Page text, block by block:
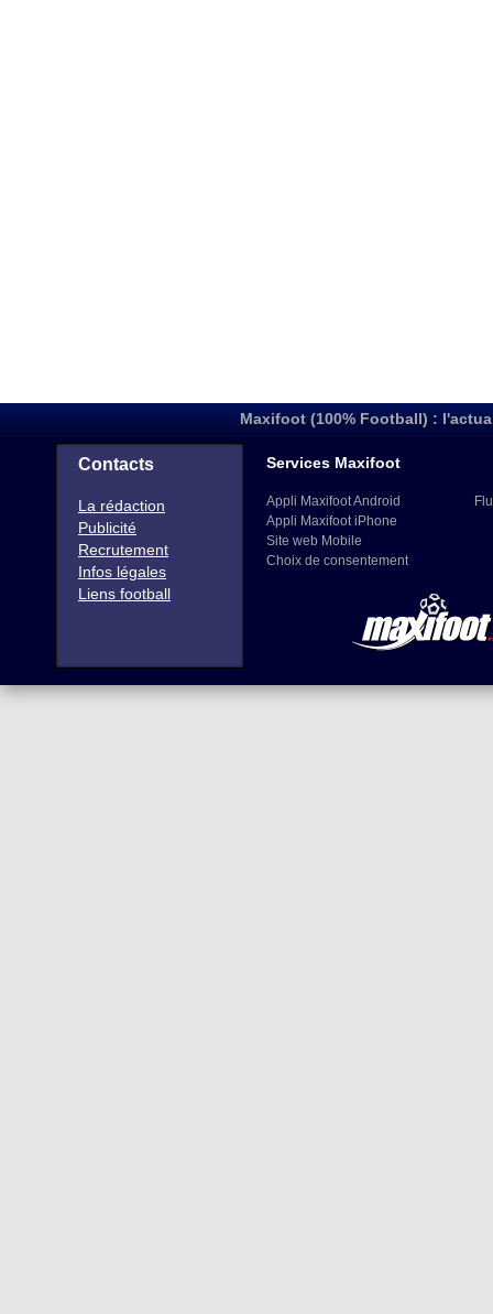
Maxifoot (100% Football) :
Contacts
La rédaction
Publicité
Recrutement
Infos légales
Liens football
Services Maxifoot
Appli Maxifoot Android
Appli Maxifoot iPhone
Site web Mobile
Choix de consentement